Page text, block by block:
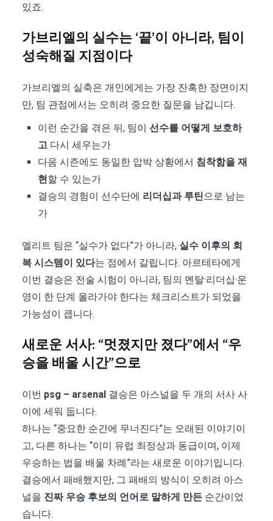
있죠.
가브리엘의 실수는 ‘끝’이 아니라, 팀이
성숙해질 지점이다
가브리엘의 실축은 개인에게는 가장 잔혹한 장면이지
만, 팀 관점에서는 오히려 중요한 질문을 남깁니다.
이런 순간을 겪은 뒤, 팀이 선수를 어떻게 보호하
고다시 세우는가
다음 시즌에도 동일한 압박 상황에서 침착함을 재
현할 수 있는가
결승의 경험이 선수단에 리더십과 루틴으로 남는
가
엘리트 팀은 “실수가 없다”가 아니라, 실수 이후의 회
복 시스템이 있다는 점에서 갈립니다. 아르테타에게
이번 결승은 전술 시험이 아니라, 팀의 멘탈·리더십·운
영이 한 단계 올라가야 한다는 체크리스트가 되었을
가능성이 큽니다.
새로운 서사: “멋졌지만 졌다”에서 “우
승을 배울 시간”으로
이번 psg – arsenal 결승은 아스널을 두 개의 서사 사
이에 세워 둡니다.
하나는 “중요한 순간에 무너진다”는 오래된 이야기이
고, 다른 하나는 “이미 유럽 최정상과 동급이며, 이제
우승하는 법을 배울 차례”라는 새로운 이야기입니다.
결승에서 패배했지만, 그 패배의 방식이 오히려 아스
널을 진짜 우승 후보의 언어로 말하게 만든 순간이었
습니다.